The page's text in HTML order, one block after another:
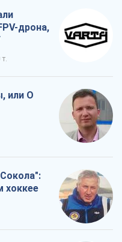
дрона,
т.
или О
хоккее